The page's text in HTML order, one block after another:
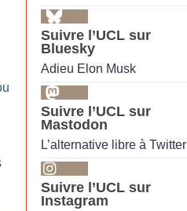
Suivre l’UCL sur
Bluesky
Adieu Elon Musk
Suivre l’UCL sur
Mastodon
L’alternative libre à Twitter
Suivre l’UCL sur
Instagram